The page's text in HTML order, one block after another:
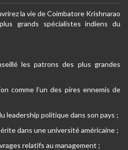
la vie de Coimbatore Krishnarao
grands spécialistes indiens du
les patrons des plus grandes
comme l’un des pires ennemis de
leadership politique dans son pays ;
dans une université américaine ;
relatifs au management ;